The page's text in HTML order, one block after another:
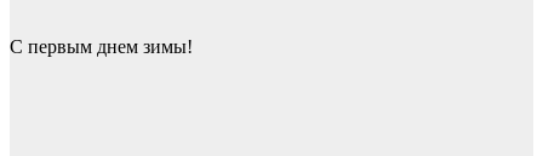
С первым днем зимы!